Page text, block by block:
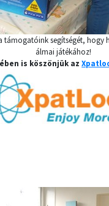
támogatóink segítségét, hogy
álmai játékához!
is köszönjük az